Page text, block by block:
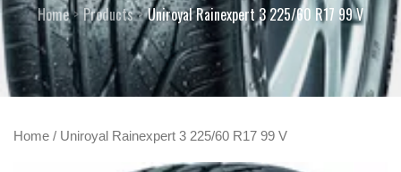
Home Products Uniroyal Rainexpert 3 225/60 R17 99 V
Home / Uniroyal Rainexpert 3 225/60 R17 99 V